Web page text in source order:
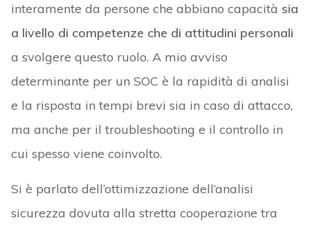
interamente da persone che abbiano capacità sia
a livello di competenze che di attitudini personali
a svolgere questo ruolo. A mio avviso
determinante per un SOC è la rapidità di analisi
e la risposta in tempi brevi sia in caso di attacco,
ma anche per il troubleshooting e il controllo in
cui spesso viene coinvolto.
Si è parlato dell’ottimizzazione dell’analisi
sicurezza dovuta alla stretta cooperazione tra